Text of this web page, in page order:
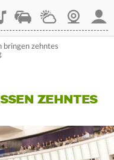
StaupilotWetterWebcam
bringen zehntes
ZEHNTES P